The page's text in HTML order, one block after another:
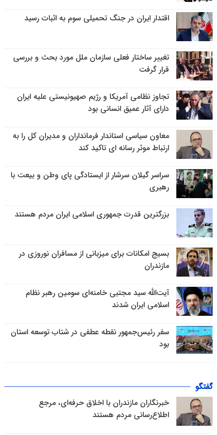
اقتدار ایران در جنگ تحمیلی سوم به اثبات رسید
تغییر ساختار فعلی سازمان ملل مورد بحث و بررسی
قرار گرفت
تجاوز نظامی آمریکا و رژیم صهیونیستی علیه ایران
دارای آثار عمیق انسانی بود
معاون سیاسی استاندار فرمانداران و مدیران کل را به
ارتباط موثر رسانه ای تاکید کند
سراسر گیلان سرشار از ایستادگی پای وطن و بیعت با
رهبری
بزرگترین قدرت جمهوری اسلامی ایران مردم هستند
بسیج امکانات برای میزبانی از مسافران نوروزی در
مازندران
آیت‌الله سید مجتبی خامنه‌ای سومین رهبر نظام
اسلامی ایران شدند
سفر رئیس‌جمهور نقطه عطفی در شتاب توسعه استان
بود
گفتگو
خبرنگاران مازندران با اخلاق حرفه‌ای، مرجع
اطلاع‌رسانی مردم هستند